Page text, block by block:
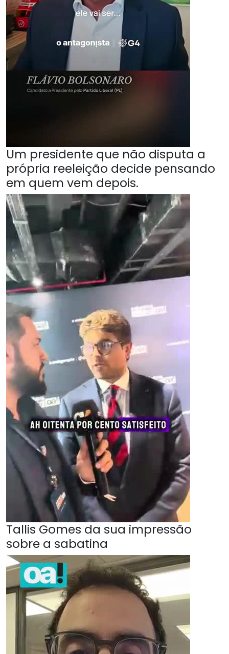
Um presidente que não disputa a
própria reeleição decide pensando
em quem vem depois.
Tallis Gomes da sua impressão
sobre a sabatina